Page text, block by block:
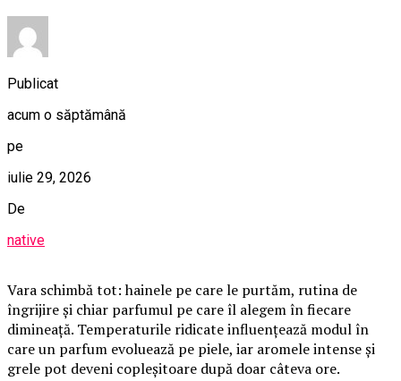
Publicat
acum o săptămână
pe
iulie 29, 2026
De
native
Vara schimbă tot: hainele pe care le purtăm, rutina de
îngrijire și chiar parfumul pe care îl alegem în fiecare
dimineață. Temperaturile ridicate influențează modul în
care un parfum evoluează pe piele, iar aromele intense și
grele pot deveni copleșitoare după doar câteva ore.